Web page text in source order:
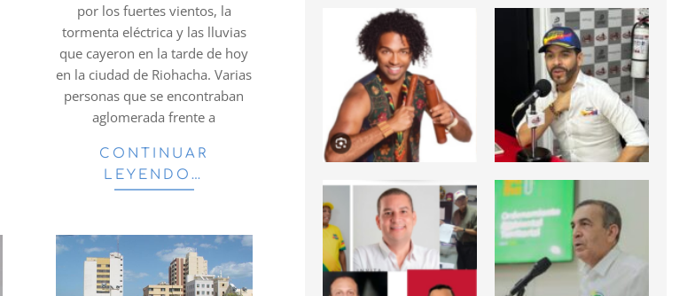
por los fuertes vientos, la
tormenta eléctrica y las lluvias
que cayeron en la tarde de hoy
en la ciudad de Riohacha. Varias
personas que se encontraban
aglomerada frente a
CONTINUAR
LEYENDO…